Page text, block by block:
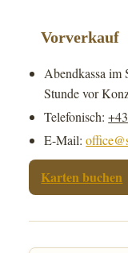
Vorverkauf
Abendkassa im
Stunde vor
Telefonisch:
E-Mail:
Karten buchen